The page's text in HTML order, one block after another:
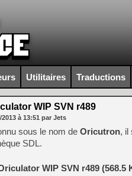
Utilitaires Traductions
WIP SVN r489
2013 à 13:51 par Jets
sous le nom de Oricutron, il
SDL.
WIP SVN r489 (568.5